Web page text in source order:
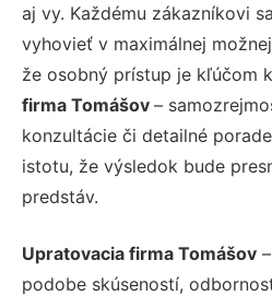
aj vy. Každému zákazníkovi
vyhovieť v maximálnej
že osobný prístup je kľúčom
firma Tomášov –
konzultácie či detailné
istotu, že výsledok bude
predstáv.
Upratovacia firma Tomášov
podobe skúseností,